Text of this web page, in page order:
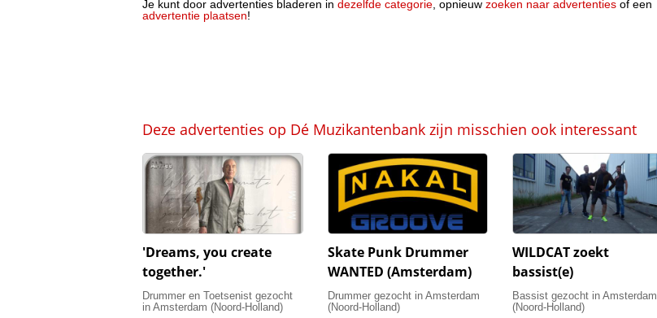
Je kunt door advertenties bladeren in dezelfde categorie , opnieuw zoeken naar advertenties of een
advertentie plaatsen!
Deze advertenties op Dé Muzikantenbank zijn misschien ook interessant
'Dreams, you create
together.'
Drummer en Toetsenist gezocht
in Amsterdam (Noord-Holland)
Skate Punk Drummer
WANTED (Amsterdam)
Drummer gezocht in Amsterdam
(Noord-Holland)
WILDCAT zoekt
bassist(e)
Bassist gezocht in Amsterdam
(Noord-Holland)